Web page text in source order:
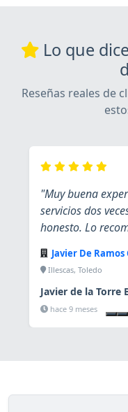
Lo que
Reseñas reales de
"Muy buena
servicios dos
honesto. Lo
Javier De Ramos
Illescas, Toledo
Javier de la Torre
hace 9 meses